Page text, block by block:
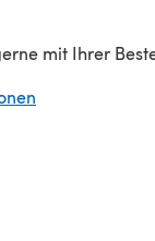
mit Ihrer